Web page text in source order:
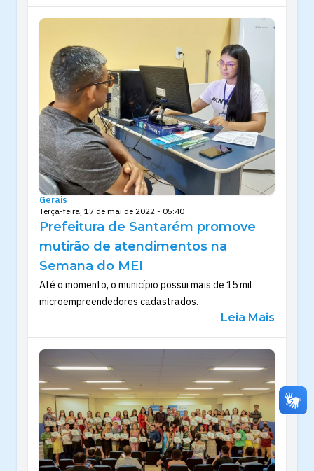
Gerais
Terça-feira, 17 de mai de 2022 - 05:40
Prefeitura de Santarém promove
mutirão de atendimentos na
Semana do MEI
Até o momento, o município possui mais de 15 mil
microempreendedores cadastrados.
Leia Mais